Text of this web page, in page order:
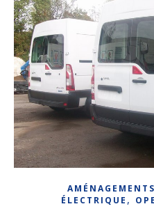
AMÉNAGEMENTS
ÉLECTRIQUE ,